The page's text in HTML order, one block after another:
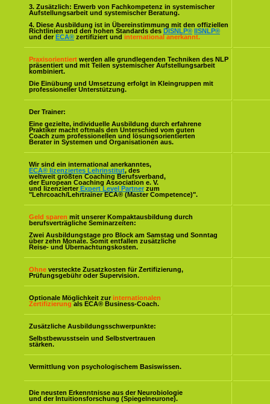
3. Zusätzlich: Erwerb von Fachkompetenz in systemischer
Aufstellungsarbeit und systemischer Beratung.
4. Diese Ausbildung ist in Übereinstimmung mit den offiziellen
Richtlinien und den hohen Standards des DISNLP® IISNLP®
und der ECA® zertifiziert und international anerkannt.
Praxisorientiert werden alle grundlegenden Techniken des NLP
präsentiert und mit Teilen systemischer Aufstellungsarbeit
kombiniert.
Die Einübung und Umsetzung erfolgt in Kleingruppen mit
professioneller Unterstützung.
Der Trainer:
Eine gezielte, individuelle Ausbildung durch erfahrene
Praktiker macht oftmals den Unterschied vom guten
Coach zum professionellen und lösungsorientierten
Berater in Systemen und Organisationen aus.
Wir sind ein international anerkanntes,
ECA® lizenziertes Lehrinstitut, des
weltweit größten Coaching Berufsverband,
der European Coaching Association e. V.
und lizenzierter Expert Level Partner zum
"Lehrcoach/Lehrtrainer ECA® (Master Competence)".
Geld sparen mit unserer Kompaktausbildung durch
berufsverträgliche Seminarzeiten:
Zwei Ausbildungstage pro Block am Samstag und Sonntag
über zehn Monate. Somit entfallen zusätzliche
Reise- und Übernachtungskosten.
Ohne versteckte Zusatzkosten für Zertifizierung,
Prüfungsgebühr oder Supervision.
Optionale Möglichkeit zur internationalen
Zertifizierungals ECA® Business-Coach.
Zusätzliche Ausbildungsschwerpunkte:
Selbstbewusstsein und Selbstvertrauen
stärken.
Vermittlung von psychologischem Basiswissen.
Die neusten Erkenntnisse aus der Neurobiologie
und der Intuitionsforschung (Spiegelneurone).